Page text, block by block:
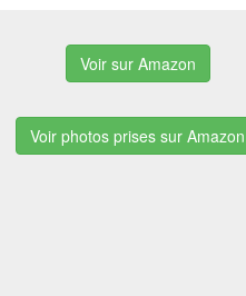
Voir sur Amazon
Voir photos prises sur Amazon